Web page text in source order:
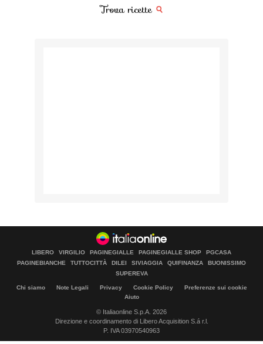
Trova ricette
LIBERO VIRGILIO PAGINEGIALLE PAGINEGIALLE SHOP
PGCASA
PAGINEBIANCHE
TUTTOCITTÀ DILEI SIVIAGGIA QUIFINANZA
BUONISSIMO
SUPEREVA
Chi siamo Note Legali Privacy Cookie Policy
Preferenze sui cookie
Aiuto
© Italiaonline S.p.A. 2026
Direzione e coordinamento di Libero Acquisition S.á r.l.
P. IVA 03970540963